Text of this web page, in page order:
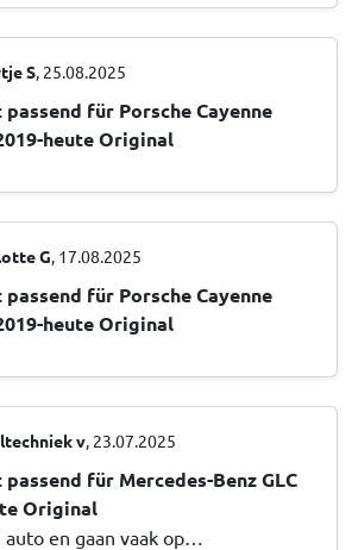
S , 25.08.2025
für Porsche Cayenne
heute Original
G , 17.08.2025
für Porsche Cayenne
heute Original
v , 23.07.2025
für Mercedes-Benz GLC
Original
en gaan vaak op…